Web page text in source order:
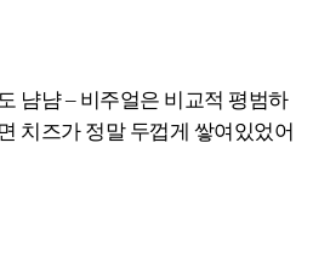
냠냠 – 비주얼은 비교적 평범하
치즈가 정말 두껍게 쌓여있었어